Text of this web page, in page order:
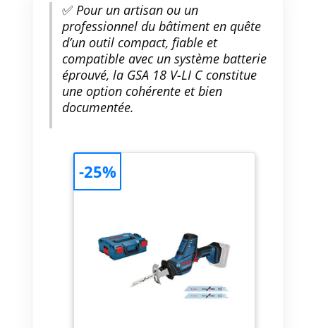
✅Pour un artisan ou un
professionnel du bâtiment en quête
d’un outil compact, fiable et
compatible avec un système batterie
éprouvé, la GSA 18 V-LI C constitue
une option cohérente et bien
documentée.
-25%